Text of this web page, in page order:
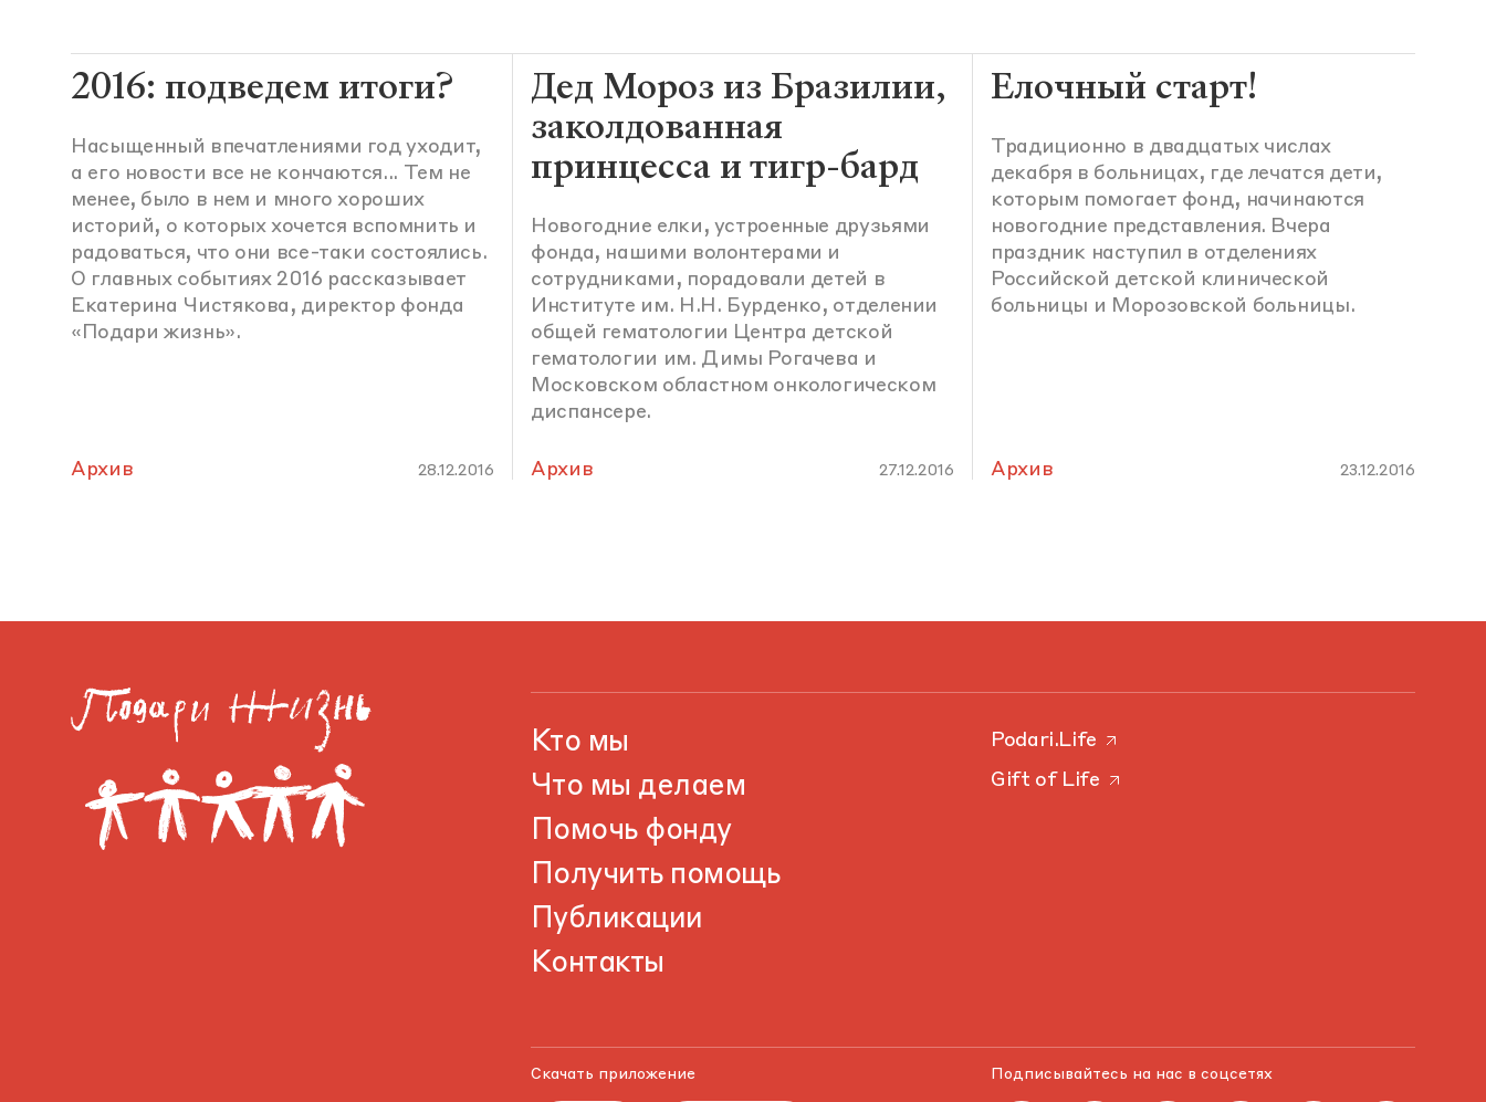
2016: подведем итоги?
Насыщенный впечатлениями год уходит,
а его новости все не кончаются... Тем не
менее, было в нем и много хороших
историй, о которых хочется вспомнить и
радоваться, что они все-таки состоялись.
О главных событиях 2016 рассказывает
Екатерина Чистякова, директор фонда
«Подари жизнь».
Архив 28.12.2016
Дед Мороз из Бразилии,
заколдованная
принцесса и тигр-бард
Новогодние елки, устроенные друзьями
фонда, нашими волонтерами и
сотрудниками, порадовали детей в
Институте им. Н.Н. Бурденко, отделении
общей гематологии Центра детской
гематологии им. Димы Рогачева и
Московском областном онкологическом
диспансере.
Архив 27.12.2016
Елочный старт!
Традиционно в двадцатых числах
декабря в больницах, где лечатся дети,
которым помогает фонд, начинаются
новогодние представления. Вчера
праздник наступил в отделениях
Российской детской клинической
больницы и Морозовской больницы.
Архив 23.12.2016
Кто мы
Что мы делаем
Помочь фонду
Получить помощь
Публикации
Контакты
Podari.Life
Gift of Life
Скачать приложение Подписывайтесь на нас в соцсетях